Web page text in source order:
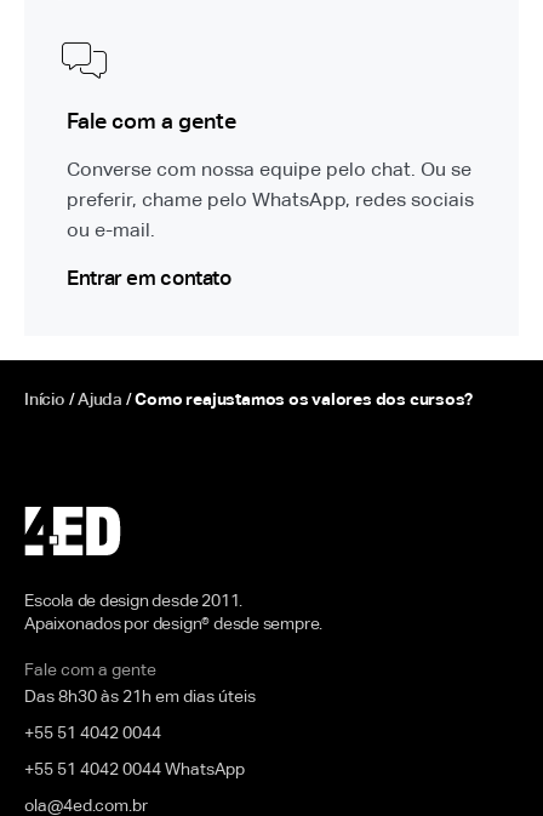
Fale com a gente
Converse com nossa equipe pelo chat. Ou se
preferir, chame pelo WhatsApp, redes sociais
ou e-mail.
Entrar em contato
Início /Ajuda /Como reajustamos os valores dos cursos?
Escola de design desde 2011.
Apaixonados por design® desde sempre.
Fale com a gente
Das 8h30 às 21h em dias úteis
+55 51 4042 0044
+55 51 4042 0044 WhatsApp
ola@4ed.com.br